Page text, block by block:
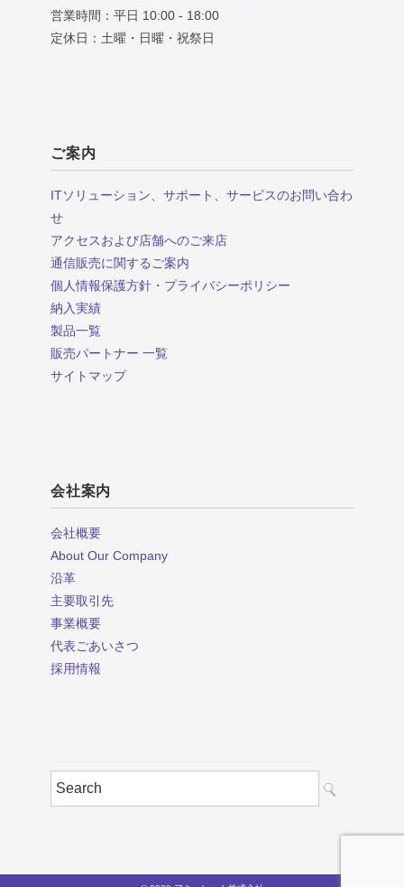
営業時間：平日 10:00 - 18:00
定休日：土曜・日曜・祝祭日
ご案内
ITソリューション、サポート、サービスのお問い合わ
せ
アクセスおよび店舗へのご来店
通信販売に関するご案内
個人情報保護方針・プライバシーポリシー
納入実績
製品一覧
販売パートナー 一覧
サイトマップ
会社案内
会社概要
About Our Company
沿革
主要取引先
事業概要
代表ごあいさつ
採用情報